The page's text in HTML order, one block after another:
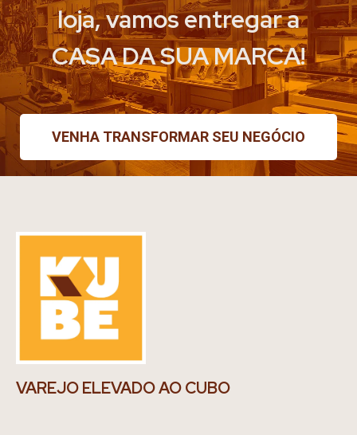
loja, vamos entregar a
CASA DA SUA MARCA!
VENHA TRANSFORMAR SEU NEGÓCIO
VAREJO ELEVADO AO CUBO